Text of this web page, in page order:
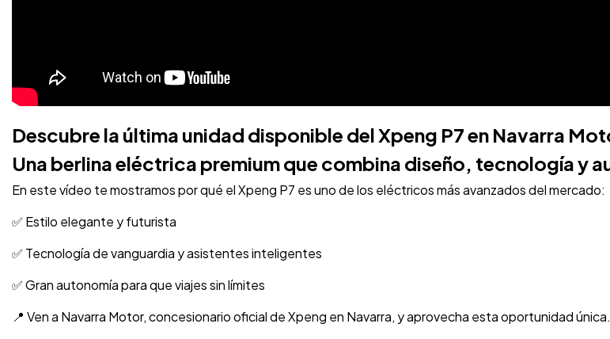
Descubre la última unidad disponible del Xpeng P7 en Navarra
Una berlina eléctrica premium que combina diseño, tecnología y
En este vídeo te mostramos por qué el Xpeng P7 es uno de los eléctricos más avanzados del mercado:
✅ Estilo elegante y futurista
✅ Tecnología de vanguardia y asistentes inteligentes
✅ Gran autonomía para que viajes sin límites
📍 Ven a Navarra Motor, concesionario oficial de Xpeng en Navarra, y aprovecha esta oportunidad única.